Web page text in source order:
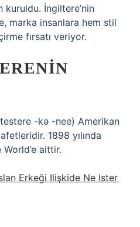
kuruldu. İngiltere’nin
marka insanlara hem stil
fırsatı veriyor.
-kə -nee) Amerikan
1898 yılında
aittir.
Erkeği Ilişkide Ne Ister